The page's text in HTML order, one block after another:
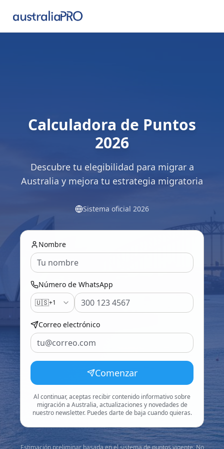
Calculadora de Puntos
2026
Descubre tu elegibilidad para migrar a
Australia y mejora tu estrategia migratoria
Sistema oficial 2026
Nombre
Número de WhatsApp
🇺🇸+1
Correo electrónico
Comenzar
Al continuar, aceptas recibir contenido informativo sobre
migración a Australia, actualizaciones y novedades de
nuestro newsletter. Puedes darte de baja cuando quieras.
Estimación preliminar basada en el sistema de puntos vigente. No